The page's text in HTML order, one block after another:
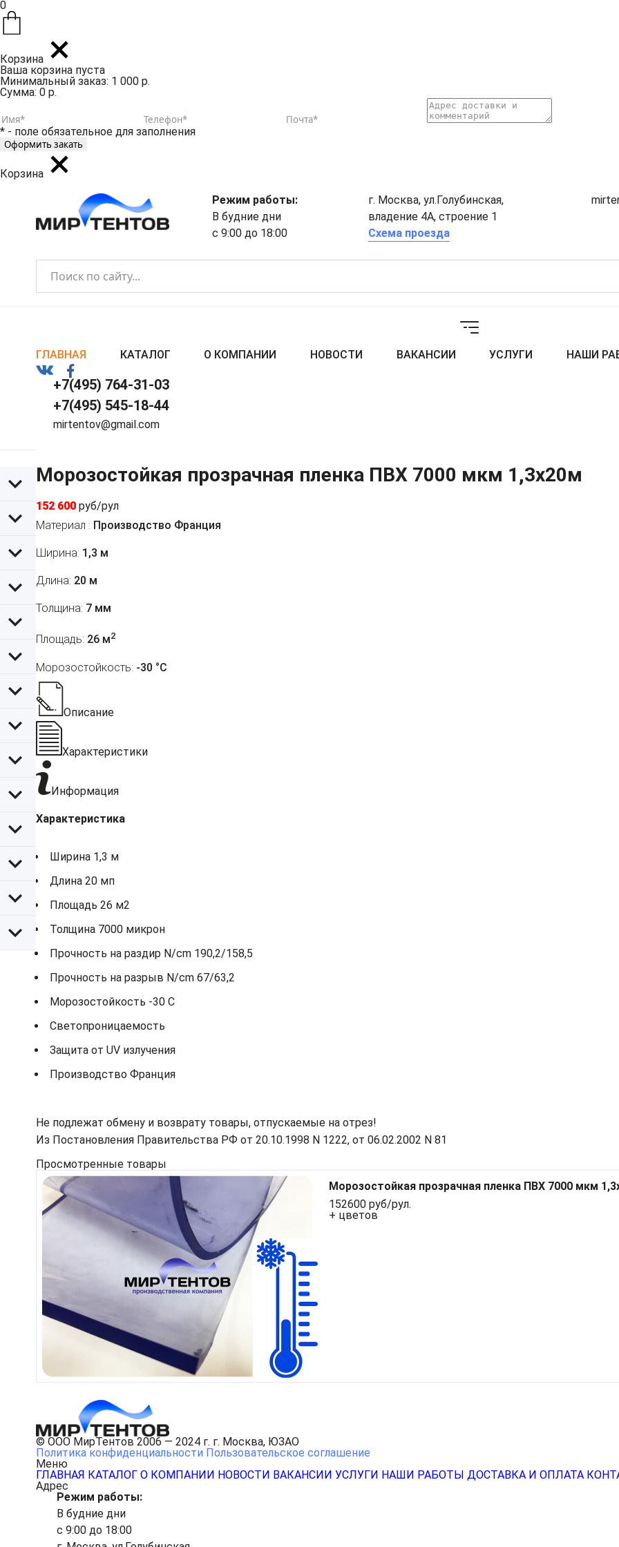
0
Корзина
Ваша корзина пуста
Минимальный заказ: 1 000 р.
Сумма: 0 р.
* - поле обязательное для заполнения
Корзина
Режим работы:
В будние дни
с 9:00 до 18:00
г. Москва, ул.Голубинская,
владение 4А, строение 1
Схема проезда
ГЛАВНАЯ КАТАЛОГ О КОМПАНИИ НОВОСТИ ВАКАНСИИ УСЛУГИ НАШИ
+7(495) 764-31-03
+7(495) 545-18-44
mirtentov@gmail.com
Морозостойкая прозрачная пленка ПВХ 7000 мкм 1,3x20м
152 600 руб/рул
Материал : Производство Франция
Ширина: 1,3 м
Длина: 20 м
Толщина: 7 мм
Площадь: 26 м2
Морозостойкость: -30 °С
Описание
Характеристики
Информация
Характеристика
Ширина 1,3 м
Длина 20 мп
Площадь 26 м2
Толщина 7000 микрон
Прочность на раздир N/cm 190,2/158,5
Прочность на разрыв N/cm 67/63,2
Морозостойкость -30 С
Светопроницаемость
Защита от UV излучения
Производство Франция
Не подлежат обмену и возврату товары, отпускаемые на отрез!
Из Постановления Правительства РФ от 20.10.1998 N 1222, от 06.02.2002 N 81
Просмотренные товары
Морозостойкая прозрачная пленка ПВХ 7000 мкм
152600 руб/рул.
+ цветов
© ООО МирТентов 2006 — 2024 г. г. Москва, ЮЗАО
Политика конфиденциальности Пользовательское соглашение
Меню
ГЛАВНАЯ КАТАЛОГ О КОМПАНИИ НОВОСТИ ВАКАНСИИ УСЛУГИ НАШИ РАБОТЫ ДОСТАВКА И ОПЛАТА
Адрес
Режим работы:
В будние дни
с 9:00 до 18:00